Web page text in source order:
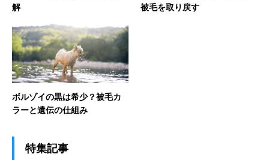
解
被毛を取り戻す
ボルゾイの黒は希少？被毛カ
ラーと遺伝の仕組み
特集記事